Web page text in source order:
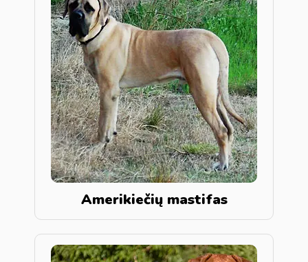
Amerikiečių mastifas